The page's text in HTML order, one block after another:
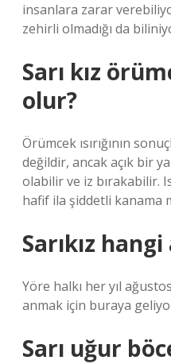
insanlara zarar
zehirli olmadığı da
Sarı kız
olur?
Örümcek ısırığının
değildir, ancak açık bir
olabilir ve iz bırakabilir.
hafif ila şiddetli kanama
Sarıkız
Yöre halkı her yıl ağustos
anmak için buraya
Sarı uğur